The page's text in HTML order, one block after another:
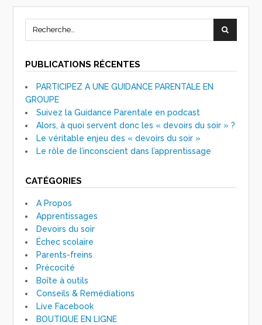
PUBLICATIONS RÉCENTES
PARTICIPEZ A UNE GUIDANCE PARENTALE EN
GROUPE
Suivez la Guidance Parentale en podcast
Alors, à quoi servent donc les « devoirs du soir » ?
Le véritable enjeu des « devoirs du soir »
Le rôle de l’inconscient dans l’apprentissage
CATÉGORIES
A Propos
Apprentissages
Devoirs du soir
Échec scolaire
Parents-freins
Précocité
Boîte à outils
Conseils & Remédiations
Live Facebook
BOUTIQUE EN LIGNE